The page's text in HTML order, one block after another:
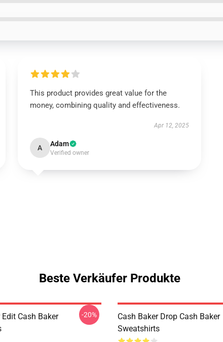
This product provides great value for the
money, combining quality and effectiveness.
Apr 12, 2025
A Adam
Verified owner
Beste Verkäufer Produkte
Cash Baker
-20%
Cash Baker Drop Cash Baker
Sweatshirts